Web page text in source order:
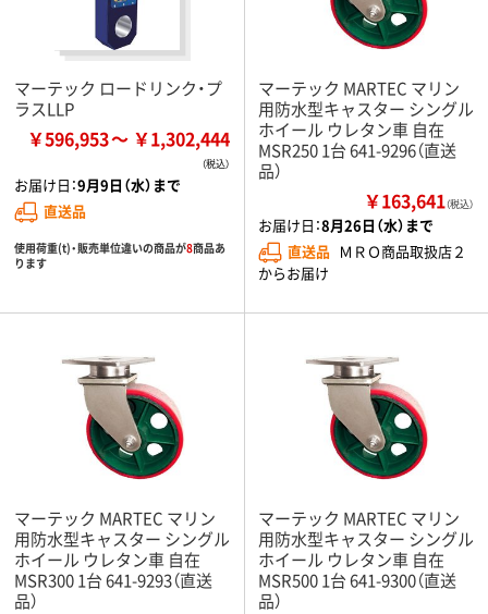
マーテック ロードリンク・プ
ラスLLP
￥596,953 ￥1,302,444
お届け日：9月9日（水）まで
直送品
使用荷重(t)・販売単位違いの商品が8商品あ
ります
マーテック MARTEC マリン
用防水型キャスター シングル
ホイール ウレタン車 自在
MSR250 1台 641-9296（直送
品）
￥163,641（税込）
お届け日：8月26日（水）まで
直送品 ＭＲＯ商品取扱店２
からお届け
マーテック MARTEC マリン
用防水型キャスター シングル
ホイール ウレタン車 自在
MSR300 1台 641-9293（直送
品）
マーテック MARTEC マリン
用防水型キャスター シングル
ホイール ウレタン車 自在
MSR500 1台 641-9300（直送
品）